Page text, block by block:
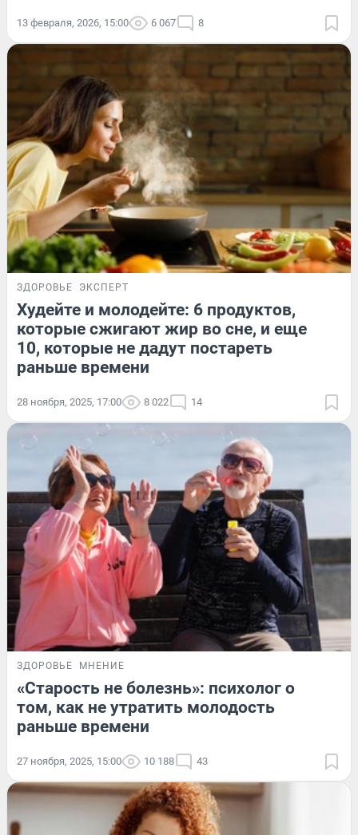
13 февраля, 2026, 15:00 6 067 8
ЗДОРОВЬЕ ЭКСПЕРТ
Худейте и молодейте: 6 продуктов,
которые сжигают жир во сне, и еще
10, которые не дадут постареть
раньше времени
28 ноября, 2025, 17:00 8 022 14
ЗДОРОВЬЕ МНЕНИЕ
«Старость не болезнь»: психолог о
том, как не утратить молодость
раньше времени
27 ноября, 2025, 15:00 10 188 43